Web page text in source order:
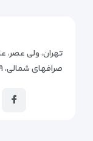
صرافهای شمالی، ۱۹ شمالی پ ۲۱